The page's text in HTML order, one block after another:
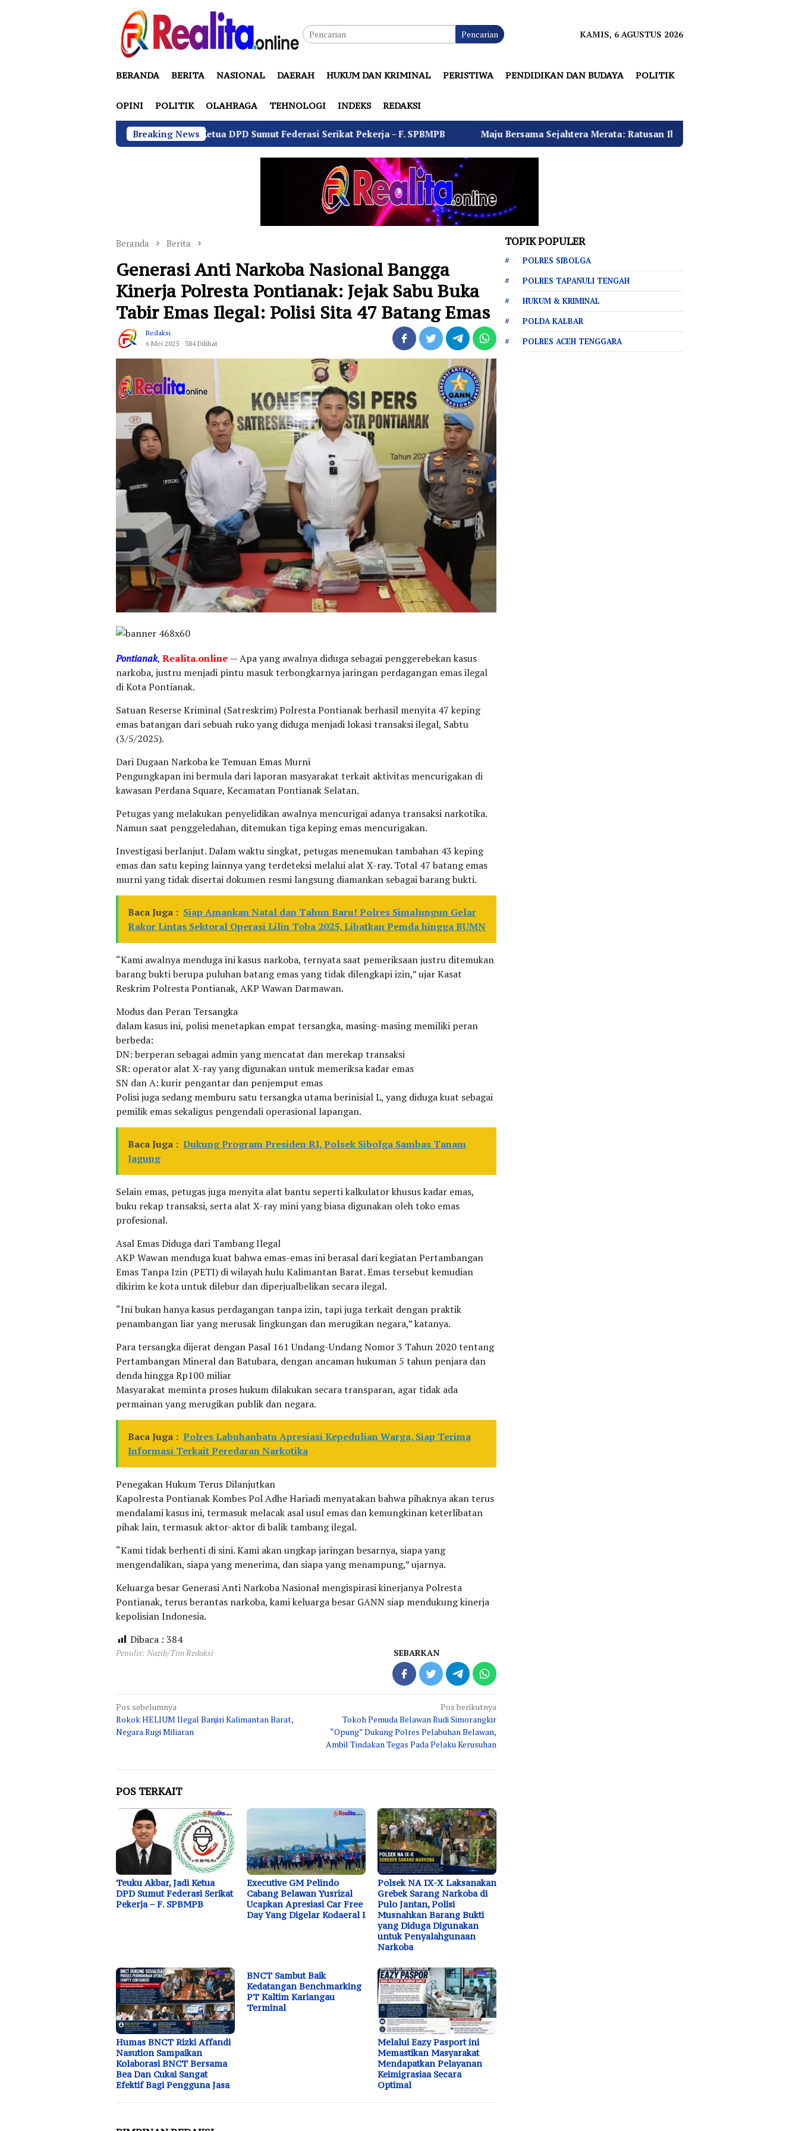
Pencarian KAMIS, 6 AGUSTUS 2026
BERANDA BERITA NASIONAL DAERAH HUKUM DAN KRIMINAL PERISTIWA PENDIDIKAN DAN BUDAYA POLITIK
OPINI POLITIK OLAHRAGA TEHNOLOGI INDEKS REDAKSI
Breaking News
Teuku Akbar, Jadi Ketua DPD Sumut Federasi Serikat Pekerja – F. SPBMPB Maju Bersama Sejahtera Merata: Ratusan Ibu Kerudung Merah Antarkan Amir Hamzah
Beranda Berita
Generasi Anti Narkoba Nasional Bangga
Kinerja Polresta Pontianak: Jejak Sabu Buka
Tabir Emas Ilegal: Polisi Sita 47 Batang Emas
Redaksi
6 Mei 2025
384 Dilihat
Pontianak, Realita.online— Apa yang awalnya diduga sebagai penggerebekan kasus
narkoba, justru menjadi pintu masuk terbongkarnya jaringan perdagangan emas ilegal
di Kota Pontianak.
Satuan Reserse Kriminal (Satreskrim) Polresta Pontianak berhasil menyita 47 keping
emas batangan dari sebuah ruko yang diduga menjadi lokasi transaksi ilegal, Sabtu
(3/5/2025).
Dari Dugaan Narkoba ke Temuan Emas Murni
Pengungkapan ini bermula dari laporan masyarakat terkait aktivitas mencurigakan di
kawasan Perdana Square, Kecamatan Pontianak Selatan.
Petugas yang melakukan penyelidikan awalnya mencurigai adanya transaksi narkotika.
Namun saat penggeledahan, ditemukan tiga keping emas mencurigakan.
Investigasi berlanjut. Dalam waktu singkat, petugas menemukan tambahan 43 keping
emas dan satu keping lainnya yang terdeteksi melalui alat X-ray. Total 47 batang emas
murni yang tidak disertai dokumen resmi langsung diamankan sebagai barang bukti.
Baca Juga : Siap Amankan Natal dan Tahun Baru! Polres Simalungun Gelar
Rakor Lintas Sektoral Operasi Lilin Toba 2025, Libatkan Pemda hingga BUMN
“Kami awalnya menduga ini kasus narkoba, ternyata saat pemeriksaan justru ditemukan
barang bukti berupa puluhan batang emas yang tidak dilengkapi izin,” ujar Kasat
Reskrim Polresta Pontianak, AKP Wawan Darmawan.
Modus dan Peran Tersangka
dalam kasus ini, polisi menetapkan empat tersangka, masing-masing memiliki peran
berbeda:
DN: berperan sebagai admin yang mencatat dan merekap transaksi
SR: operator alat X-ray yang digunakan untuk memeriksa kadar emas
SN dan A: kurir pengantar dan penjemput emas
Polisi juga sedang memburu satu tersangka utama berinisial L, yang diduga kuat sebagai
pemilik emas sekaligus pengendali operasional lapangan.
Baca Juga : Dukung Program Presiden RI, Polsek Sibolga Sambas Tanam
Jagung
Selain emas, petugas juga menyita alat bantu seperti kalkulator khusus kadar emas,
buku rekap transaksi, serta alat X-ray mini yang biasa digunakan oleh toko emas
profesional.
Asal Emas Diduga dari Tambang Ilegal
AKP Wawan menduga kuat bahwa emas-emas ini berasal dari kegiatan Pertambangan
Emas Tanpa Izin (PETI) di wilayah hulu Kalimantan Barat. Emas tersebut kemudian
dikirim ke kota untuk dilebur dan diperjualbelikan secara ilegal.
“Ini bukan hanya kasus perdagangan tanpa izin, tapi juga terkait dengan praktik
penambangan liar yang merusak lingkungan dan merugikan negara,” katanya.
Para tersangka dijerat dengan Pasal 161 Undang-Undang Nomor 3 Tahun 2020 tentang
Pertambangan Mineral dan Batubara, dengan ancaman hukuman 5 tahun penjara dan
denda hingga Rp100 miliar
Masyarakat meminta proses hukum dilakukan secara transparan, agar tidak ada
permainan yang merugikan publik dan negara.
Baca Juga : Polres Labuhanbatu Apresiasi Kepedulian Warga, Siap Terima
Informasi Terkait Peredaran Narkotika
Penegakan Hukum Terus Dilanjutkan
Kapolresta Pontianak Kombes Pol Adhe Hariadi menyatakan bahwa pihaknya akan terus
mendalami kasus ini, termasuk melacak asal usul emas dan kemungkinan keterlibatan
pihak lain, termasuk aktor-aktor di balik tambang ilegal.
“Kami tidak berhenti di sini. Kami akan ungkap jaringan besarnya, siapa yang
mengendalikan, siapa yang menerima, dan siapa yang menampung,” ujarnya.
Keluarga besar Generasi Anti Narkoba Nasional mengispirasi kinerjanya Polresta
Pontianak, terus berantas narkoba, kami keluarga besar GANN siap mendukung kinerja
kepolisian Indonesia.
Dibaca : 384
Penulis: Nazib/Tim Redaksi SEBARKAN
Navigasi
pos
Pos sebelumnya
Rokok HELIUM Ilegal Banjiri Kalimantan Barat,
Negara Rugi Miliaran
Pos berikutnya
Tokoh Pemuda Belawan Rudi Simorangkir
“Opung” Dukung Polres Pelabuhan Belawan,
Ambil Tindakan Tegas Pada Pelaku Kerusuhan
POS TERKAIT
Teuku Akbar, Jadi Ketua
DPD Sumut Federasi Serikat
Pekerja – F. SPBMPB
Executive GM Pelindo
Cabang Belawan Yusrizal
Ucapkan Apresiasi Car Free
Day Yang Digelar Kodaeral I
Polsek NA IX-X Laksanakan
Grebek Sarang Narkoba di
Pulo Jantan, Polisi
Musnahkan Barang Bukti
yang Diduga Digunakan
untuk Penyalahgunaan
Narkoba
Humas BNCT Rizki Affandi
Nasution Sampaikan
Kolaborasi BNCT Bersama
Bea Dan Cukai Sangat
Efektif Bagi Pengguna Jasa
BNCT Sambut Baik
Kedatangan Benchmarking
PT Kaltim Kariangau
Terminal
Melalui Eazy Pasport ini
Memastikan Masyarakat
Mendapatkan Pelayanan
Keimigrasiaa Secara
Optimal
TOPIK POPULER
POLRES SIBOLGA
POLRES TAPANULI TENGAH
HUKUM & KRIMINAL
POLDA KALBAR
POLRES ACEH TENGGARA